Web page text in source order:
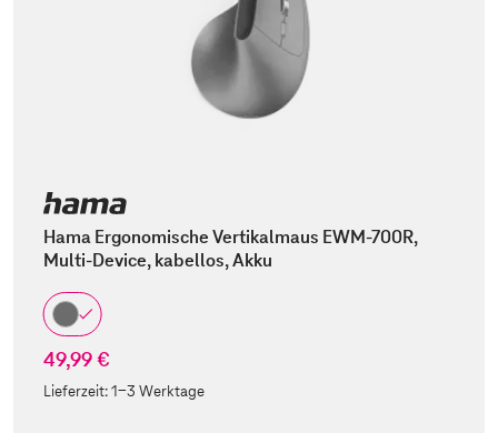
Hama Ergonomische Vertikalmaus EWM-700R,
Multi-Device, kabellos, Akku
49,99 €
Lieferzeit:1-3 Werktage